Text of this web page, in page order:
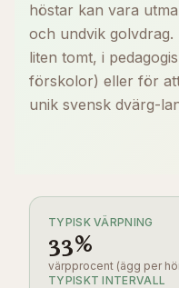
höstar kan vara
och undvik
liten tomt, i
förskolor) eller för
unik svensk dvärg-
TYPISK VÄRPNING
33%
värpprocent (ägg per
TYPISKT INTERVALL